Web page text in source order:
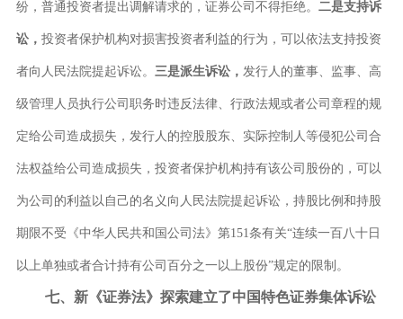
纷，普通投资者提出调解请求的，证券公司不得拒绝。 二是支持诉
讼， 投资者保护机构对损害投资者利益的行为，可以依法支持投资
者向人民法院提起诉讼。 三是派生诉讼， 发行人的董事、监事、高
级管理人员执行公司职务时违反法律、行政法规或者公司章程的规
定给公司造成损失，发行人的控股股东、实际控制人等侵犯公司合
法权益给公司造成损失，投资者保护机构持有该公司股份的，可以
为公司的利益以自己的名义向人民法院提起诉讼，持股比例和持股
期限不受《中华人民共和国公司法》第151条有关“连续一百八十日
以上单独或者合计持有公司百分之一以上股份”规定的限制。
七、新《证券法》探索建立了中国特色证券集体诉讼